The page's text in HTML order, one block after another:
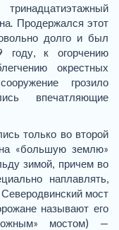
Продержался этот
долго и был
к огорчению
окрестных
грозило
впечатляющие
только во второй
«большую землю»
зимой, причем во
наплавлять,
мост
называют его
мостом) —